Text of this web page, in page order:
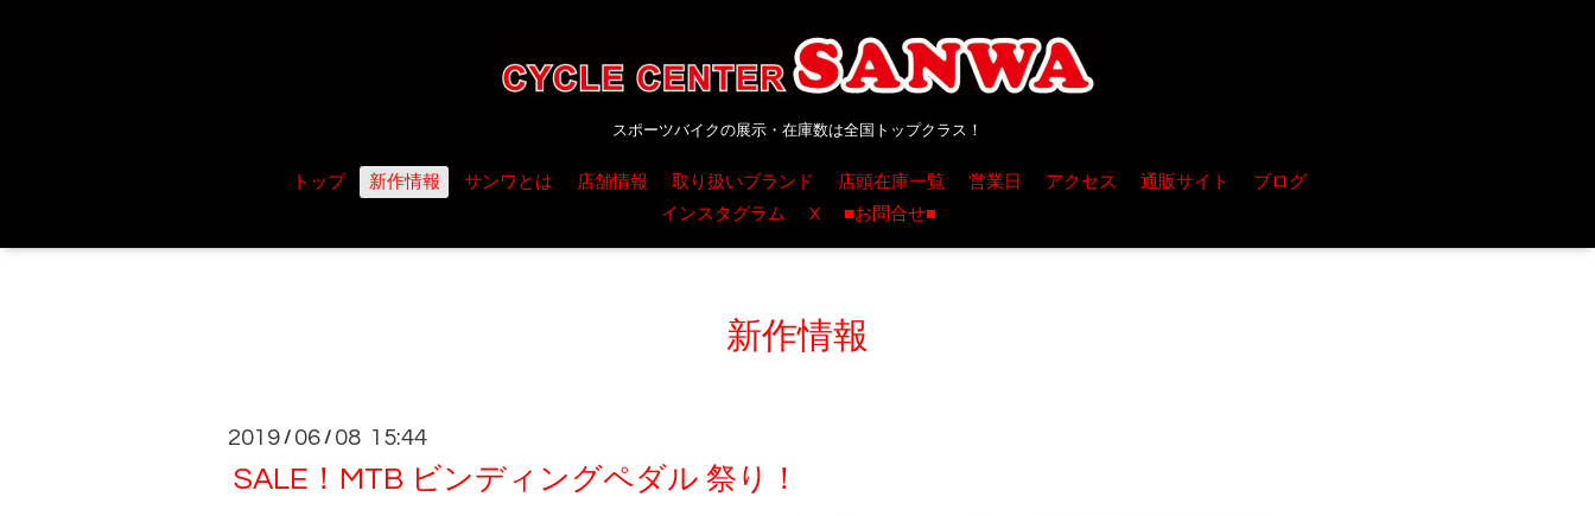
スポーツバイクの展示・在庫数は全国トップクラス！
トップ 新作情報 サンワとは 店舗情報 取り扱いブランド 店頭在庫一覧 営業日 アクセス 通販サイト
ブログ
インスタグラム
X ■お問合せ■
新作情報
2019 / 06 / 08 15:44
SALE！MTB ビンディングペダル 祭り！